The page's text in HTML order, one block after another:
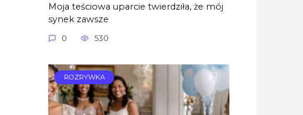
Moja teściowa uparcie twierdziła, że mój
synek zawsze
0 530
ROZRYWKA